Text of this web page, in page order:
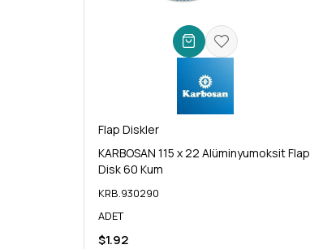
Flap Diskler
KARBOSAN 115 x 22 Alüminyumoksit Flap
Disk 60 Kum
KRB.930290
ADET
$1.92